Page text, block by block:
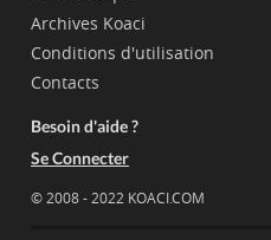
Archives Koaci
Conditions d'utilisation
Contacts
Besoin d'aide ?
Se Connecter
© 2008 - 2022 KOACI.COM